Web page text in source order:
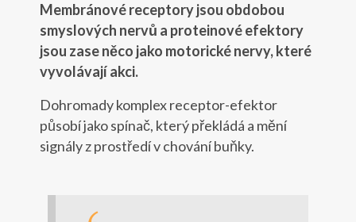
Membránové receptory jsou obdobou
smyslových nervů a proteinové efektory
jsou zase něco jako motorické nervy, které
vyvolávají akci.
Dohromady komplex receptor-efektor
působí jako spínač, který překládá a mění
signály z prostředí v chování buňky.